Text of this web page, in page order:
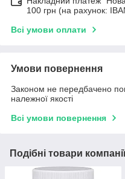
100 грн (на рахунок:
Всі умови оплати
Умови повернення
Законом не передбачено
належної якості
Всі умови повернення
Подібні товари